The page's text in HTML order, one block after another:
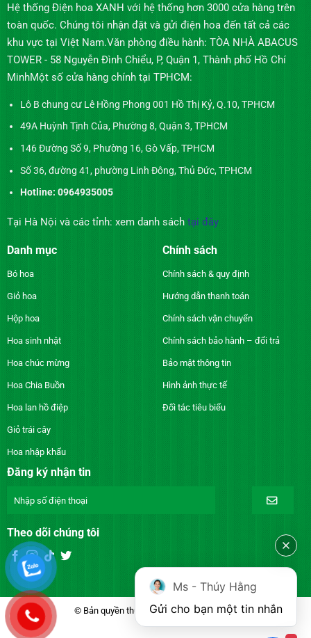
Hệ thống Điện hoa XANH với hệ thống hơn 3000 cửa hàng trên
toàn quốc. Chúng tôi nhận đặt và gửi điện hoa đến tất cả các
khu vực tại Việt Nam.Văn phòng điều hành: TÒA NHÀ ABACUS
TOWER - 58 Nguyễn Đình Chiểu, P, Quận 1, Thành phố Hồ Chí
MinhMột số cửa hàng chính tại TPHCM:
Lô B chung cư Lê Hồng Phong 001 Hồ Thị Kỷ, Q.10, TPHCM
49A Huỳnh Tịnh Của, Phường 8, Quận 3, TPHCM
146 Đường Số 9, Phường 16, Gò Vấp, TPHCM
Số 36, đường 41, phường Linh Đông, Thủ Đức, TPHCM
Hotline: 0964935005
Tại Hà Nội và các tỉnh: xem danh sách tại đây
Danh mục
Bó hoa
Giỏ hoa
Hộp hoa
Hoa sinh nhật
Hoa chúc mừng
Hoa Chia Buồn
Hoa lan hồ điệp
Giỏ trái cây
Hoa nhập khẩu
Chính sách
Chính sách & quy định
Hướng dẫn thanh toán
Chính sách vận chuyển
Chính sách bảo hành – đổi trả
Bảo mật thông tin
Hình ảnh thực tế
Đối tác tiêu biểu
Đăng ký nhận tin
Theo dõi chúng tôi
© Bản quyền thuộc về DienhoaXANH.com
Ms - Thúy Hằng
Gửi cho bạn một tin nhắn